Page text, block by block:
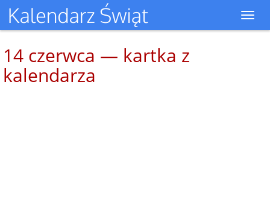
14 czerwca — kartka z
kalendarza